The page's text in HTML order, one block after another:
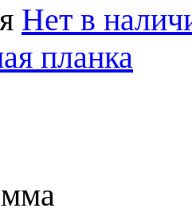
Нет в
планка